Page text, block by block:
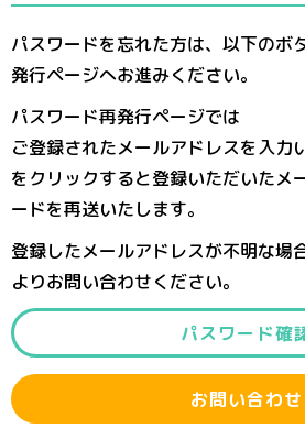
パスワードを忘れた方は、以下のボ
発行ページへお進みください。
パスワード再発行ページでは
ご登録されたメールアドレスを入力
をクリックすると登録いただいたメ
ードを再送いたします。
登録したメールアドレスが不明な場
よりお問い合わせください。
パスワード確
お問い合わせ